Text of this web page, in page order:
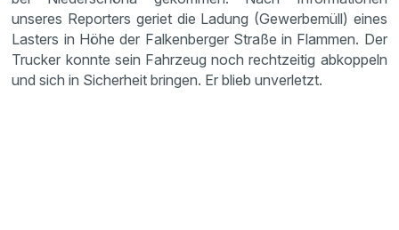
unseres Reporters geriet die Ladung (Gewerbemüll) eines
Lasters in Höhe der Falkenberger Straße in Flammen. Der
Trucker konnte sein Fahrzeug noch rechtzeitig abkoppeln
und sich in Sicherheit bringen. Er blieb unverletzt.